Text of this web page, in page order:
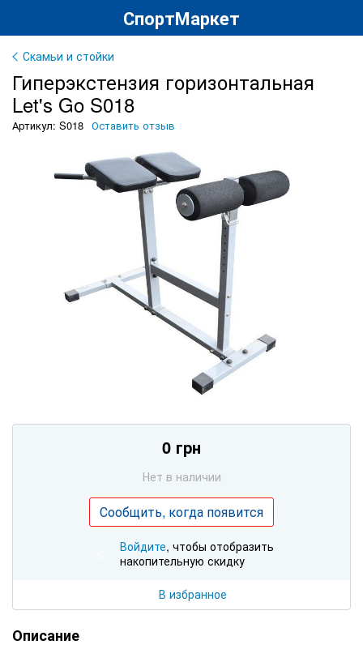
СпортМаркет
Скамьи и стойки
Гиперэкстензия горизонтальная
Let's Go S018
Артикул: S018 Оставить отзыв
0 грн
Нет в наличии
Сообщить, когда появится
Войдите, чтобы отобразить
накопительную скидку
В избранное
Описание